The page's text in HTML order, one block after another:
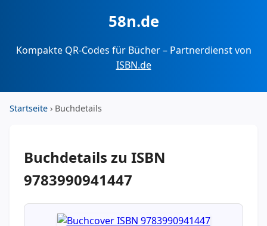
58n.de
Kompakte QR-Codes für Bücher – Partnerdienst von
ISBN.de
Startseite › Buchdetails
Buchdetails zu ISBN
9783990941447